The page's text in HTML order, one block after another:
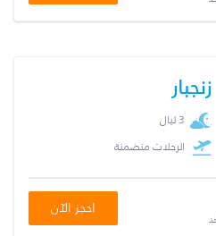
زنجبار
3 ليال
الرحلات متضمنة
احجز الآن